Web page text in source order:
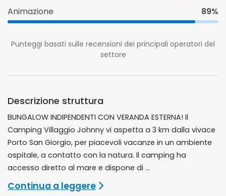
Animazione 89%
Punteggi basati sulle recensioni dei principali operatori del
settore
Descrizione struttura
BUNGALOW INDIPENDENTI CON VERANDA ESTERNA! Il
Camping Villaggio Johnny vi aspetta a 3 km dalla vivace
Porto San Giorgio, per piacevoli vacanze in un ambiente
ospitale, a contatto con la natura. Il camping ha
accesso diretto al mare e dispone di ...
Continua a leggere